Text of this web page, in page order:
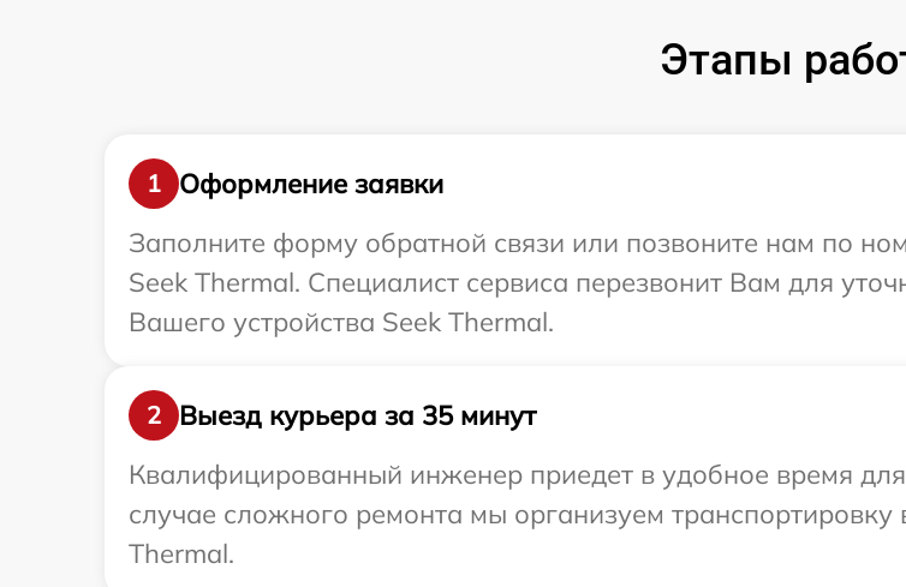
Этапы
1
Оформление заявки
Заполните форму обратной связи или позвоните нам по
Seek Thermal. Специалист сервиса перезвонит Вам для
Вашего устройства Seek Thermal.
2
Выезд курьера за 35 минут
Квалифицированный инженер приедет в удобное время
случае сложного ремонта мы организуем
Thermal.